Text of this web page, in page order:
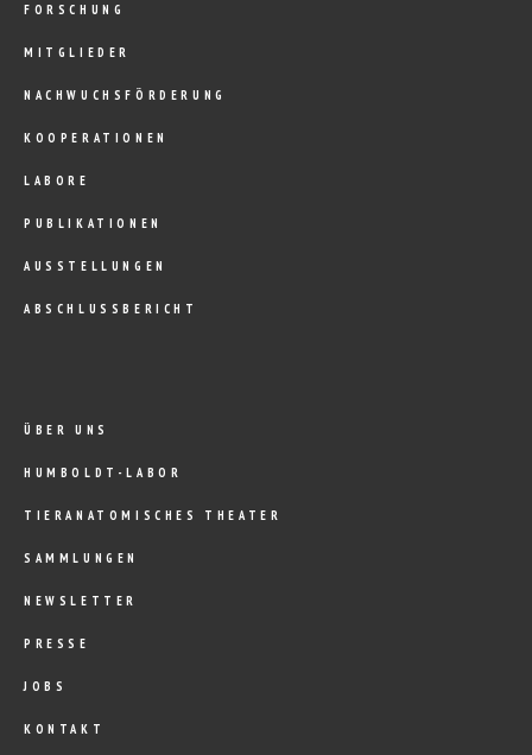
FORSCHUNG
MITGLIEDER
NACHWUCHSFÖRDERUNG
KOOPERATIONEN
LABORE
PUBLIKATIONEN
AUSSTELLUNGEN
ABSCHLUSSBERICHT
ÜBER UNS
HUMBOLDT-LABOR
TIERANATOMISCHES THEATER
SAMMLUNGEN
NEWSLETTER
PRESSE
JOBS
KONTAKT